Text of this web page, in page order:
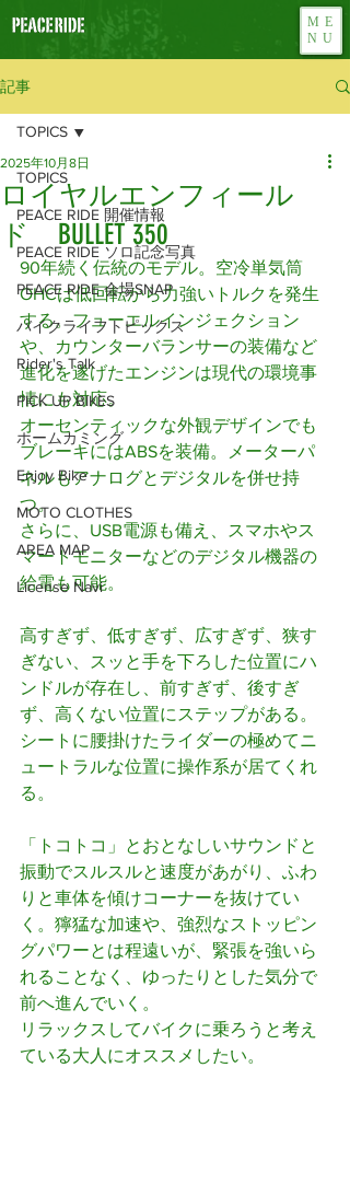
ME
NU
記事
TOPICS
PEACE RIDE 開催情報
PEACE RIDE ソロ記念写真
PEACE RIDE 会場SNAP
バイクライフトピックス
Rider's Talk
PICK UP BIKES
ホームカミング
Enjoy Bike
MOTO CLOTHES
AREA MAP
License Navi
TOPICS
ロイヤルエンフィール
ド BULLET 350
2025年10月8日
90年続く伝統のモデル。空冷単気筒
OHCは低回転から力強いトルクを発生
する。フューエルインジェクション
や、カウンターバランサーの装備など
進化を遂げたエンジンは現代の環境事
情にも対応。
オーセンティックな外観デザインでも
ブレーキにはABSを装備。メーターパ
ネルもアナログとデジタルを併せ持
つ。
さらに、USB電源も備え、スマホやス
マートモニターなどのデジタル機器の
給電も可能。
高すぎず、低すぎず、広すぎず、狭す
ぎない、スッと手を下ろした位置にハ
ンドルが存在し、前すぎず、後すぎ
ず、高くない位置にステップがある。
シートに腰掛けたライダーの極めてニ
ュートラルな位置に操作系が居てくれ
る。
「トコトコ」とおとなしいサウンドと
振動でスルスルと速度があがり、ふわ
りと車体を傾けコーナーを抜けてい
く。獰猛な加速や、強烈なストッピン
グパワーとは程遠いが、緊張を強いら
れることなく、ゆったりとした気分で
前へ進んでいく。
リラックスしてバイクに乗ろうと考え
ている大人にオススメしたい。